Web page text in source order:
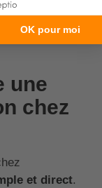
une
chez
et direct.